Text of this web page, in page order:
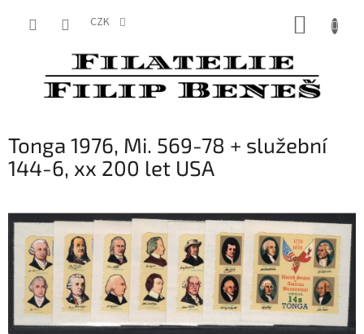
CZK
Tonga 1976, Mi. 569-78 + služební
144-6, xx 200 let USA